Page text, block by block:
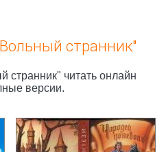
странник"
странник" читать онлайн
версии.